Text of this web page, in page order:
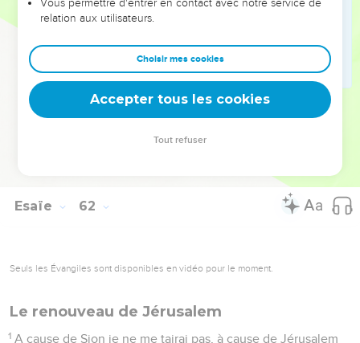
d'allégresse à cause de mon Dieu, car il m'a habillé avec les
Je suis pareil au jeune marié qui, tel un prêtre, se coiffe d'un
turban splendide, à la jeune mariée qui se pare de ses
bijoux.
En effet, tout comme la terre fait sortir son germe, tout
comme un jardin fait pousser ses semences, le Seigneur,
Esaïe 62
Seuls les Évangiles sont disponibles en vidéo pour le moment.
Le renouveau de Jérusalem
1 A cause de Sion je ne me tairai pas, à cause de Jérusalem
Vous permettre d'entrer en contact avec notre service de
relation aux utilisateurs.
Choisir mes cookies
Accepter tous les cookies
Tout refuser